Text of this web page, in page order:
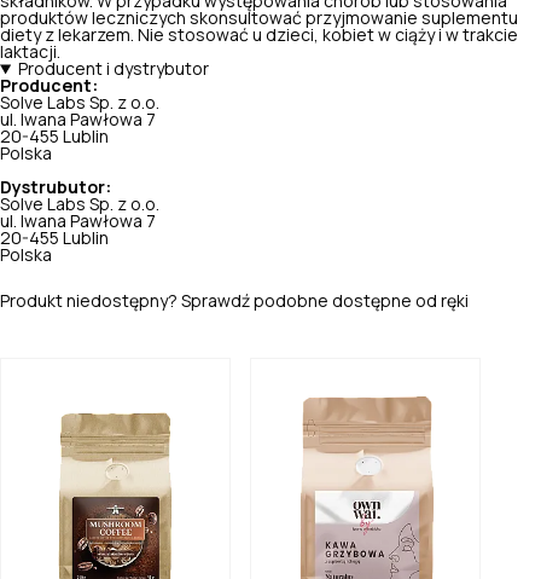
produktów leczniczych skonsultować przyjmowanie suplementu
diety z lekarzem. Nie stosować u dzieci, kobiet w ciąży i w trakcie
laktacji.
Producent i dystrybutor
Producent:
Solve Labs Sp. z o.o.
ul. Iwana Pawłowa 7
20-455 Lublin
Polska
Dystrubutor:
Solve Labs Sp. z o.o.
ul. Iwana Pawłowa 7
20-455 Lublin
Polska
Produkt niedostępny? Sprawdź podobne dostępne od ręki